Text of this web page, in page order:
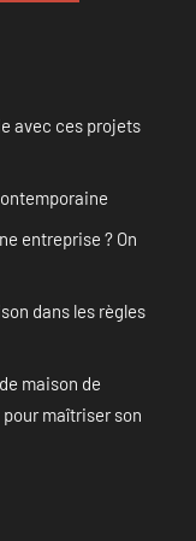
avec ces projets
entreprise ? On
dans les règles
maison de
maîtriser son